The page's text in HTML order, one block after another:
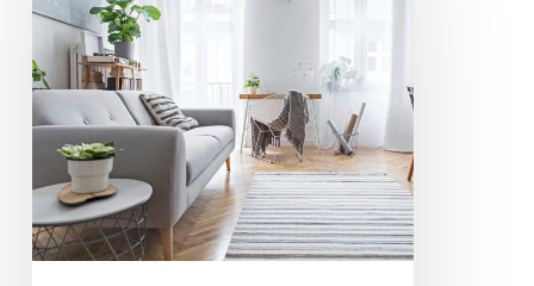
Um
estilo
totalmente
aconchegante